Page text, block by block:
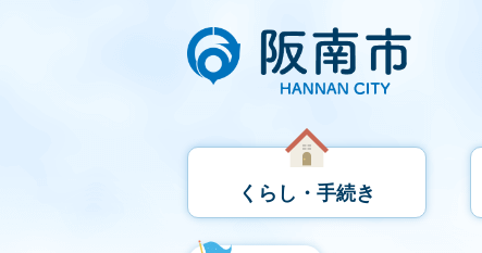
くらし・手続き